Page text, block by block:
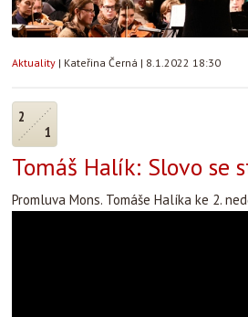
Aktuality | Kateřina Černá | 8.1.2022 18:30
2
1
Tomáš Halík: Slovo se
Promluva Mons. Tomáše Halíka ke 2.